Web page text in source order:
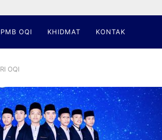
PMB OQI KHIDMAT KONTAK
OQI